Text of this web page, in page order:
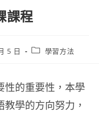
課程
5 日 學習方法
性的重要性，本學
學的方向努力，